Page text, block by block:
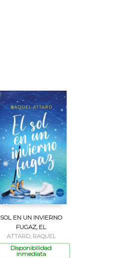
SOL EN UN INVIERNO
FUGAZ, EL
ATTARD, RAQUEL
Disponibilidad
inmediata